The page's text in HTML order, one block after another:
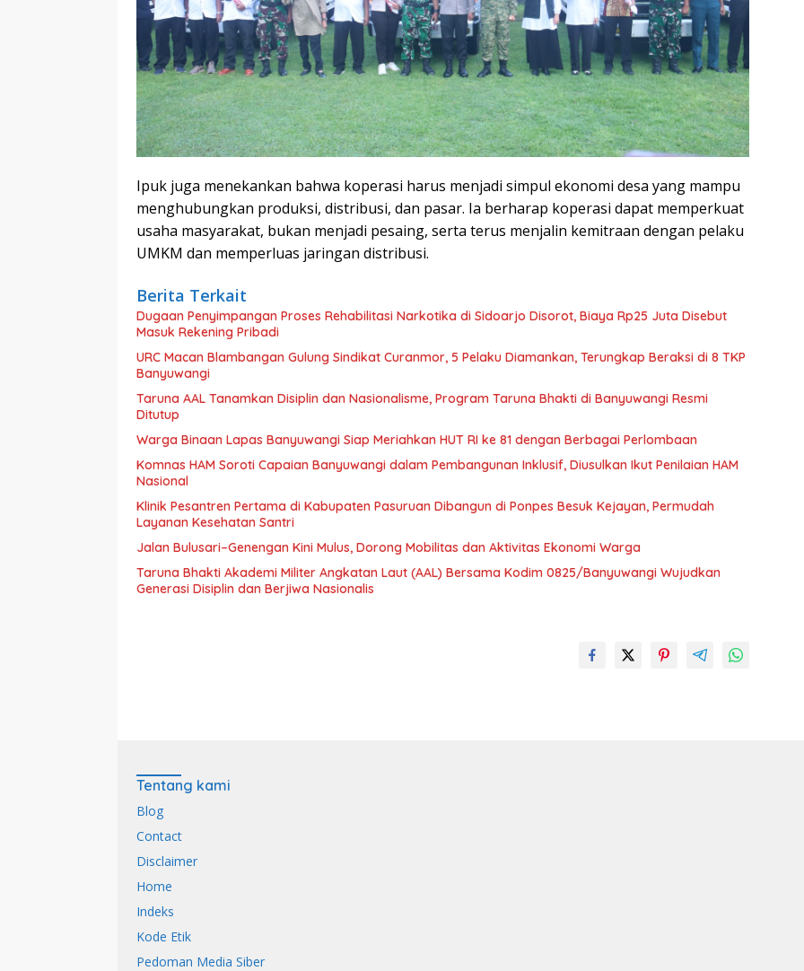
Ipuk juga menekankan bahwa koperasi harus menjadi simpul ekonomi desa yang mampu
menghubungkan produksi, distribusi, dan pasar. Ia berharap koperasi dapat memperkuat
usaha masyarakat, bukan menjadi pesaing, serta terus menjalin kemitraan dengan pelaku
UMKM dan memperluas jaringan distribusi.
Berita Terkait
Dugaan Penyimpangan Proses Rehabilitasi Narkotika di Sidoarjo Disorot, Biaya Rp25 Juta Disebut
Masuk Rekening Pribadi
URC Macan Blambangan Gulung Sindikat Curanmor, 5 Pelaku Diamankan, Terungkap Beraksi di 8 TKP
Banyuwangi
Taruna AAL Tanamkan Disiplin dan Nasionalisme, Program Taruna Bhakti di Banyuwangi Resmi
Ditutup
Warga Binaan Lapas Banyuwangi Siap Meriahkan HUT RI ke 81 dengan Berbagai Perlombaan
Komnas HAM Soroti Capaian Banyuwangi dalam Pembangunan Inklusif, Diusulkan Ikut Penilaian HAM
Nasional
Klinik Pesantren Pertama di Kabupaten Pasuruan Dibangun di Ponpes Besuk Kejayan, Permudah
Layanan Kesehatan Santri
Jalan Bulusari–Genengan Kini Mulus, Dorong Mobilitas dan Aktivitas Ekonomi Warga
Taruna Bhakti Akademi Militer Angkatan Laut (AAL) Bersama Kodim 0825/Banyuwangi Wujudkan
Generasi Disiplin dan Berjiwa Nasionalis
Tentang kami
Blog
Contact
Disclaimer
Home
Indeks
Kode Etik
Pedoman Media Siber